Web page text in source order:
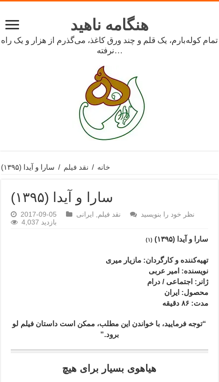
هنگامه ناهید
تمام کوله‌بارم، یک قلم و چند ورق کاغذ، می‌گذرم از هزار و یک راه
نرفته…
خانه / نقد فیلم / سارا و آیدا (۱۳۹۵)
سارا و آیدا (۱۳۹۵)
2017-09-05 نقد فیلم ایرانی
نظر خود را بنویسید
4,037 بازدید
سارا و آیدا (۱۳۹۵) (۱)
تهیه‌کننده و کارگردان: مازیار میری
نویسنده: امیر عربی
ژانر : اجتماعی / درام
محصول: ایران
مدت: ۸۶ دقیقه
“توجه فرمایید،‌ با خواندن این مطلب، ممکن است داستان فیلم لو
برود.”